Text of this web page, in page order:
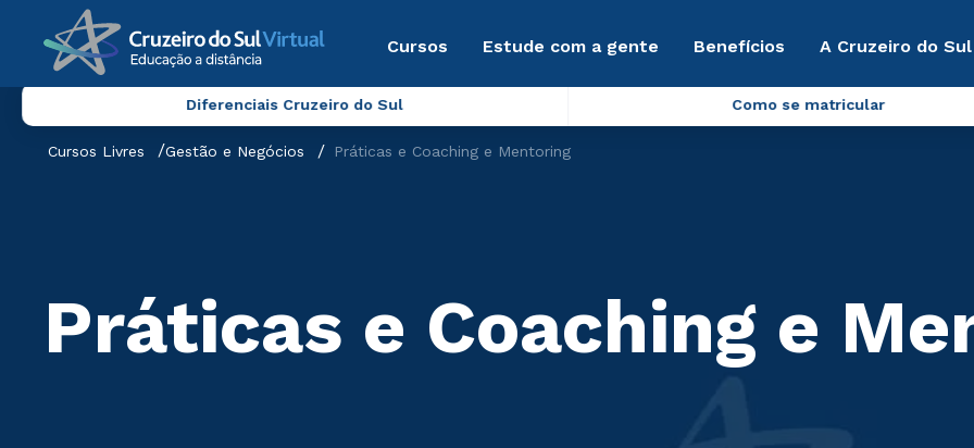
Cursos Estude com a gente Benefícios A Cruzeiro do
Diferenciais Cruzeiro do Sul Como se matricular
Cursos Livres Gestão e Negócios Práticas e Coaching e Mentoring
Práticas e Coaching e